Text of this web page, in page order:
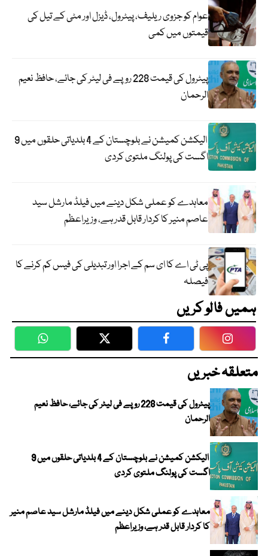
عوام کو جزوی ریلیف، پیٹرول، ڈیزل اور مٹی کے تیل کی
قیمتوں میں کمی
پیٹرول کی قیمت 228 روپے فی لیٹر کی جائے، حافظ نعیم
الرحمان
الیکشن کمیشن نے بلوچستان کے 4 بلدیاتی حلقوں میں 9
اگست کی پولنگ ملتوی کردی
معاہدے کو عملی شکل دینے میں فیلڈ مارشل سید
عاصم منیر کا کردار قابل قدر ہے، وزیراعظم
پی ٹی اے کا ای سم کے اجرا اور تبدیلی کی فیس کم کرنے کا
فیصلہ
ہمیں فالو کریں
WhatsApp Twitter Facebook
متعلقہ خبریں
پیٹرول کی قیمت 228 روپے فی لیٹر کی جائے، حافظ نعیم
الرحمان
الیکشن کمیشن نے بلوچستان کے 4 بلدیاتی حلقوں میں 9
اگست کی پولنگ ملتوی کردی
معاہدے کو عملی شکل دینے میں فیلڈ مارشل سید عاصم منیر
کا کردار قابل قدر ہے، وزیراعظم